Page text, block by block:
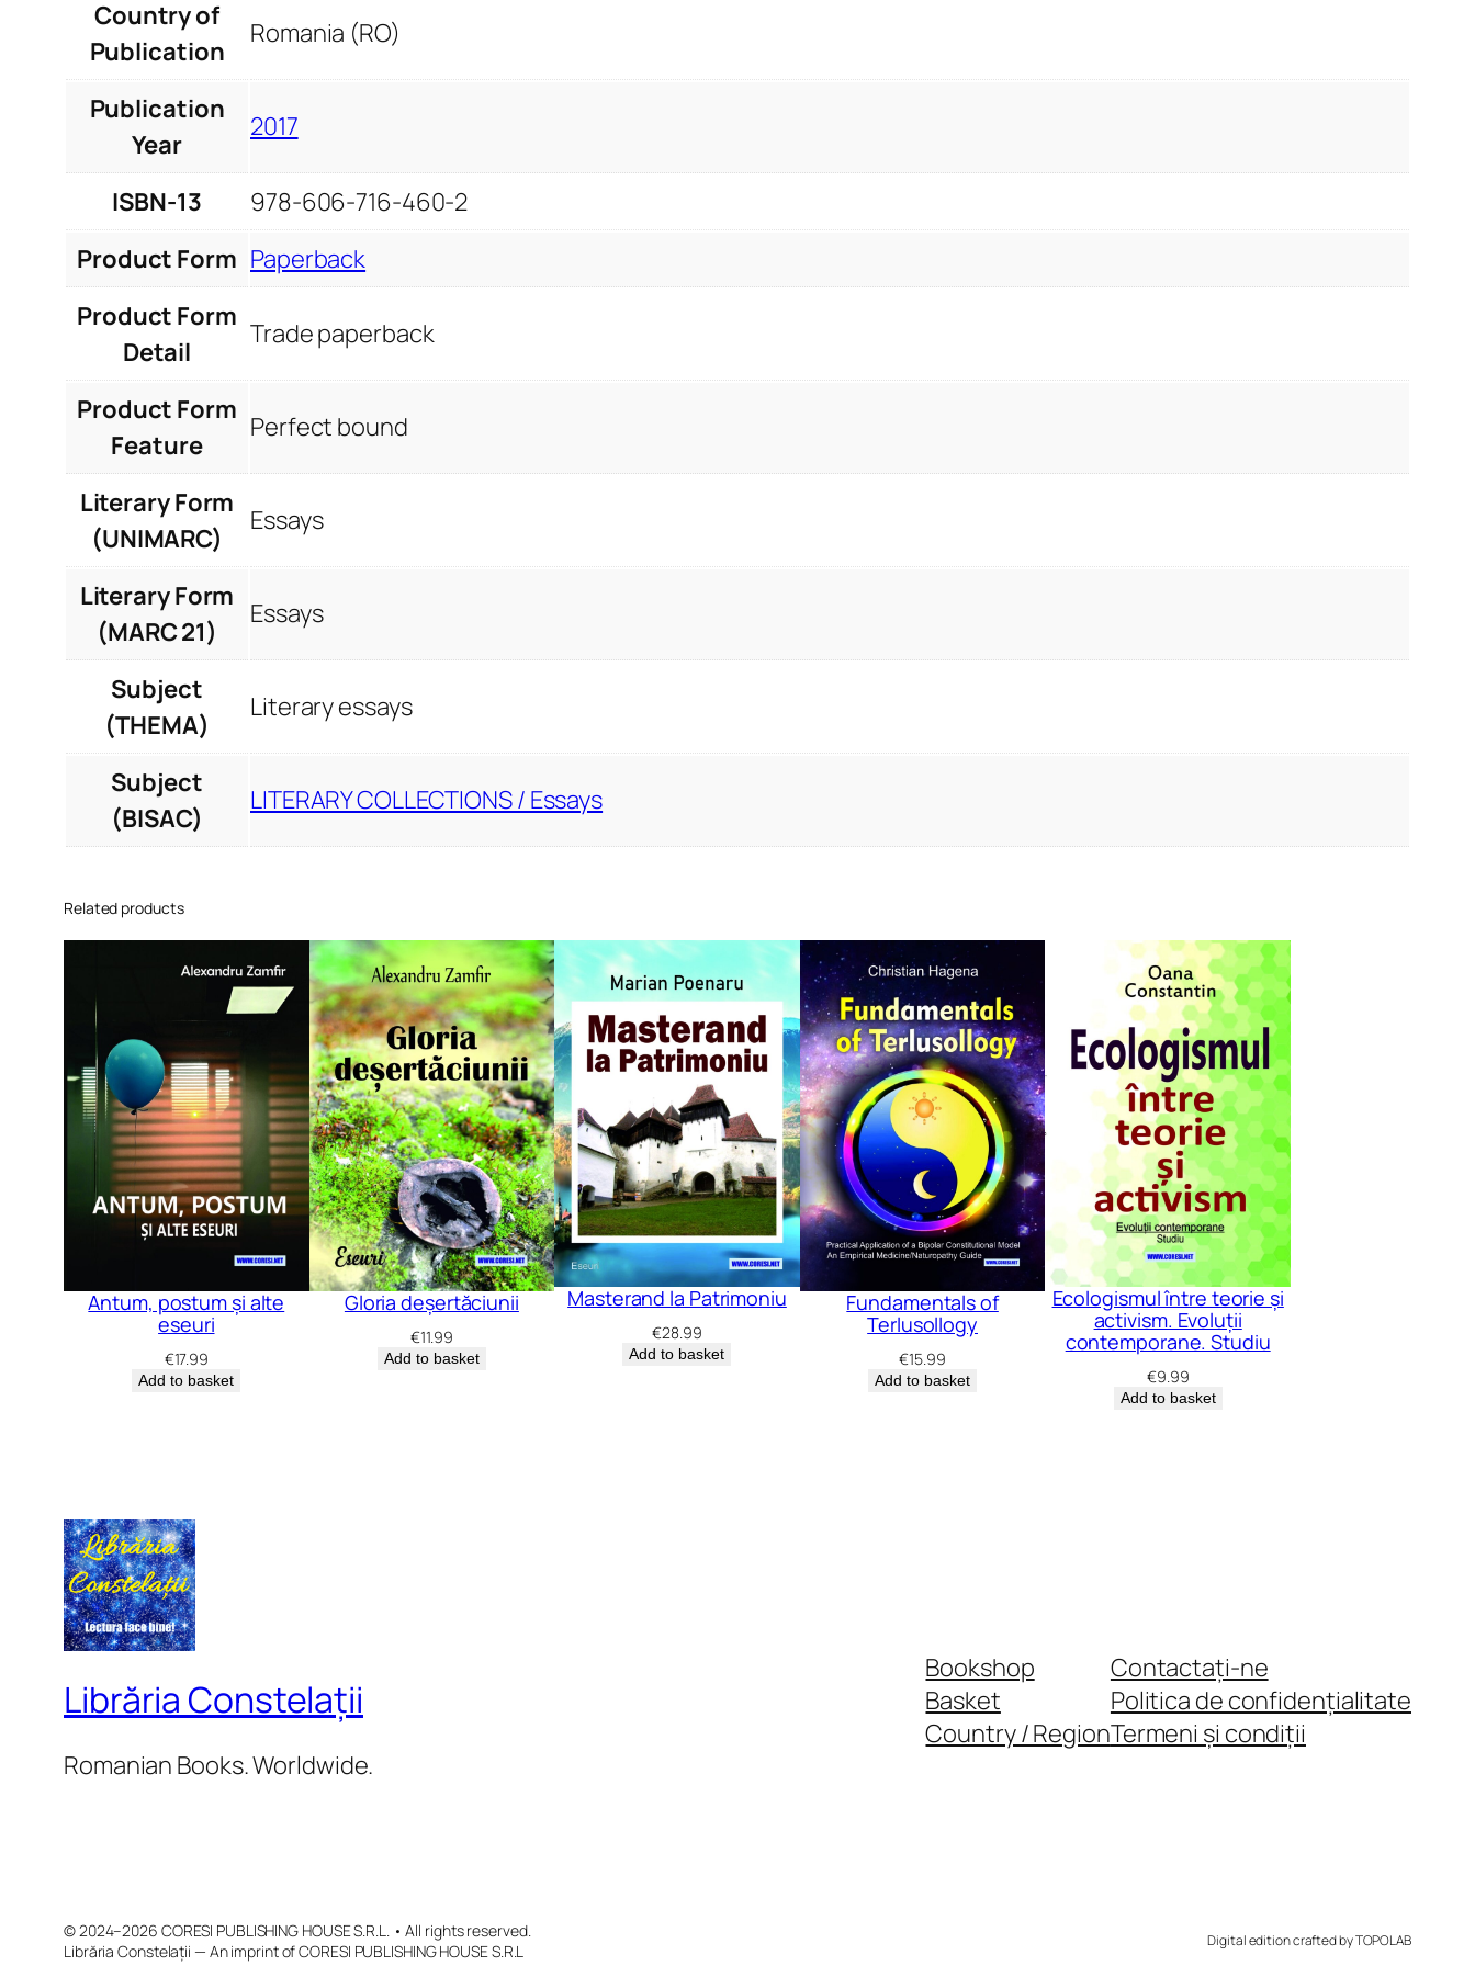
Country of
Publication
Romania (RO)
Publication
Year
2017
ISBN-13
978-606-716-460-2
Product Form Paperback
Product Form
Detail
Trade paperback
Product Form
Feature
Perfect bound
Literary Form
(UNIMARC)
Essays
Literary Form
(MARC 21)
Essays
Subject
(THEMA)
Literary essays
Subject
(BISAC)
LITERARY COLLECTIONS / Essays
Related products
Antum, postum și alte
eseuri
€17.99
Add to basket
Gloria deșertăciunii
€11.99
Add to basket
Masterand la Patrimoniu
€28.99
Add to basket
Fundamentals of
Terlusollogy
€15.99
Add to basket
Ecologismul între teorie și
activism. Evoluții
contemporane. Studiu
€9.99
Add to basket
Librăria Constelații
Romanian Books. Worldwide.
Bookshop
Basket
Country / Region
Contactați-ne
Politica de confidențialitate
Termeni și condiții
© 2024–2026 CORESI PUBLISHING HOUSE S.R.L. • All rights reserved.
Librăria Constelații — An imprint of CORESI PUBLISHING HOUSE S.R.L
Digital edition crafted by TOPOLAB